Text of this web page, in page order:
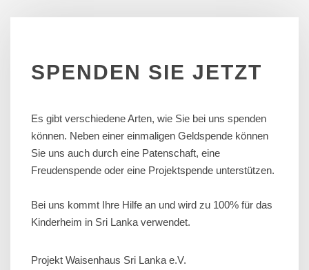
SPENDEN SIE JETZT
Es gibt verschiedene Arten, wie Sie bei uns spenden
können. Neben einer einmaligen Geldspende können
Sie uns auch durch eine Patenschaft, eine
Freudenspende oder eine Projektspende unterstützen.
Bei uns kommt Ihre Hilfe an und wird zu 100% für das
Kinderheim in Sri Lanka verwendet.
Projekt Waisenhaus Sri Lanka e.V.